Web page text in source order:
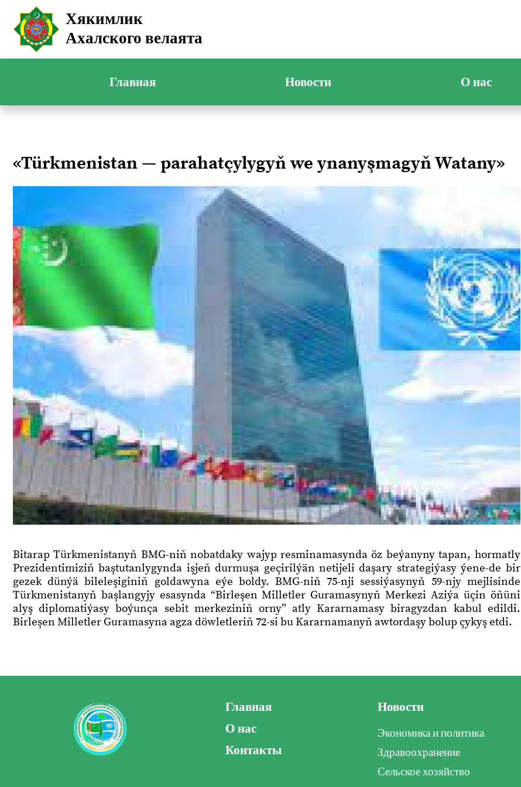
Хякимлик
Ахалского велаята
Главная Новости О нас
«Türkmenistan — parahatçylygyň we ynanyşmagyň Watany»
Bitarap Türkmenistanyň BMG-niň nobatdaky wajyp resminamasynda öz beýanyny tapan, hormatly
Prezidentimiziň baştutanlygynda işjeň durmuşa geçirilýän netijeli daşary strategiýasy ýene-de bir
gezek dünýä bileleşiginiň goldawyna eýe boldy. BMG-niň 75-nji sessiýasynyň 59-njy mejlisinde
Türkmenistanyň başlangyjy esasynda “Birleşen Milletler Guramasynyň Merkezi Aziýa üçin öňüni
alyş diplomatiýasy boýunça sebit merkeziniň orny” atly Kararnamasy biragyzdan kabul edildi.
Birleşen Milletler Guramasyna agza döwletleriň 72-si bu Kararnamanyň awtordaşy bolup çykyş etdi.
Главная
О нас
Контакты
Новости
Экономика и политика
Здравоохранение
Сельское хозяйство